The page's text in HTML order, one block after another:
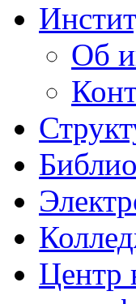
Об
Центр